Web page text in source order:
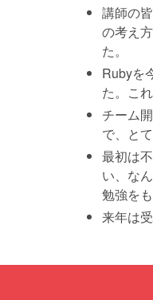
講師の
の考え
た。
Rubyを
た。こ
チーム
で、と
最初は
い、な
勉強を
来年は